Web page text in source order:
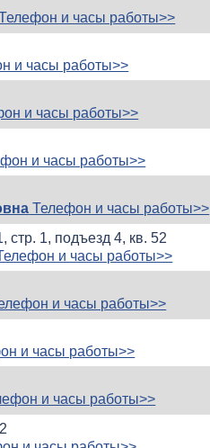
и часы работы>>
и часы работы>>
и часы работы>>
и часы работы>>
Телефон и часы работы>>
стр. 1, подъезд 4, кв. 52
и часы работы>>
и часы работы>>
и часы работы>>
и часы работы>>